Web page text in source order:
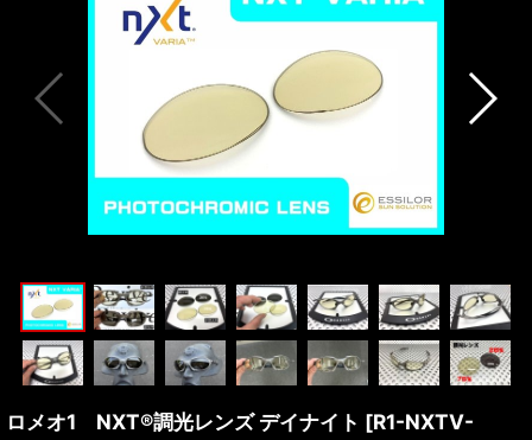
ロメオ1 NXT®調光レンズ デイナイト [R1-NXTV-